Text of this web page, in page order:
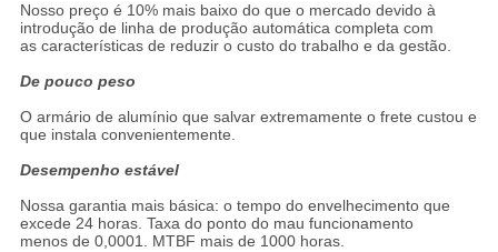
Nosso preço é 10% mais baixo do que o mercado devido à
introdução de linha de produção automática completa com
as características de reduzir o custo do trabalho e da gestão.
De pouco peso
O armário de alumínio que salvar extremamente o frete custou e
que instala convenientemente.
Desempenho estável
Nossa garantia mais básica: o tempo do envelhecimento que
excede 24 horas. Taxa do ponto do mau funcionamento
menos de 0,0001. MTBF mais de 1000 horas.